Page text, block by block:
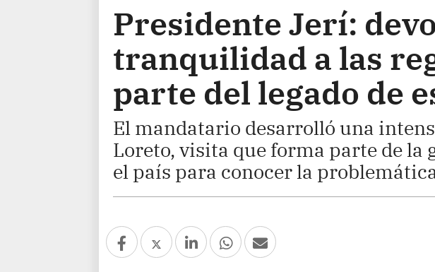
Presidente Jerí:
tranquilidad a las
parte del legado de
El mandatario desarrolló una
Loreto, visita que forma parte de la
el país para conocer la